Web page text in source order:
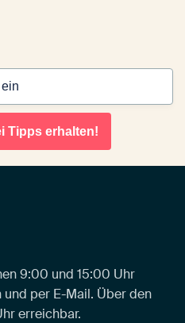
Tipps erhalten!
9:00 und 15:00 Uhr
per E-Mail. Über den
erreichbar.